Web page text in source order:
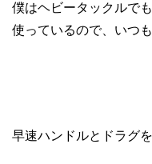
僕はヘビータックルで
使っているので、いつ
早速ハンドルとドラグ